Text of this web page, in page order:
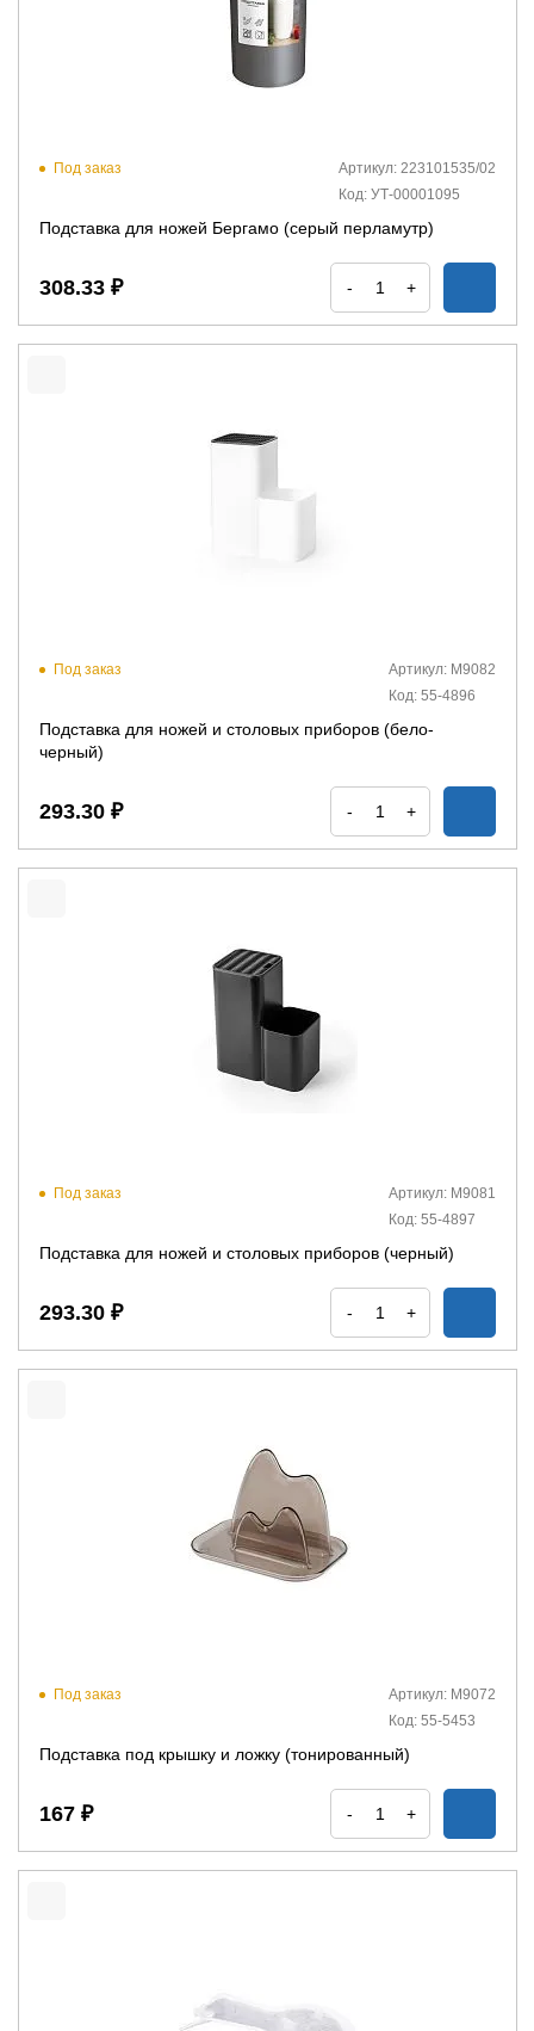
Под заказ
Артикул: 223101535/02
Код: УТ-00001095
Подставка для ножей Бергамо (серый перламутр)
308.33 ₽ - +
Под заказ
Артикул: М9082
Код: 55-4896
Подставка для ножей и столовых приборов (бело-
черный)
293.30 ₽ - +
Под заказ
Артикул: М9081
Код: 55-4897
Подставка для ножей и столовых приборов (черный)
293.30 ₽ - +
Под заказ
Артикул: М9072
Код: 55-5453
Подставка под крышку и ложку (тонированный)
167 ₽ - +